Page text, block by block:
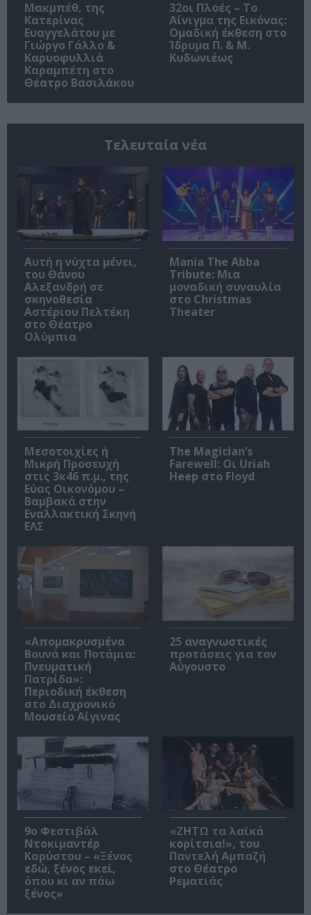
Μακμπέθ, της
Κατερίνας
Ευαγγελάτου με
Γιώργο Γάλλο &
Καρυοφυλλιά
Καραμπέτη στο
Θέατρο Βασιλάκου
32οι Πλοές – Το
Αίνιγμα της Εικόνας:
Ομαδική έκθεση στο
Ίδρυμα Π. & Μ.
Κυδωνιέως
Τελευταία νέα
Αυτή η νύχτα μένει,
του Θάνου
Αλεξανδρή σε
σκηνοθεσία
Αστέριου Πελτέκη
στο Θέατρο
Ολύμπια
Mania The Abba
Tribute: Μια
μοναδική συναυλία
στο Christmas
Theater
Μεσοτοιχίες ή
Μικρή Προσευχή
στις 3κ46 π.μ., της
Εύας Οικονόμου –
Βαμβακά στην
Εναλλακτική Σκηνή
ΕΛΣ
The Magician’s
Farewell: Οι Uriah
Heep στο Floyd
«Απομακρυσμένα
Βουνά και Ποτάμια:
Πνευματική
Πατρίδα»:
Περιοδική έκθεση
στο Διαχρονικό
Μουσείο Αίγινας
25 αναγνωστικές
προτάσεις για τον
Αύγουστο
9ο Φεστιβάλ
Ντοκιμαντέρ
Καρύστου – «Ξένος
εδώ, ξένος εκεί,
όπου κι αν πάω
ξένος»
«ΖΗΤΩ τα λαϊκά
κορίτσια!», του
Παντελή Αμπαζή
στο Θέατρο
Ρεματιάς